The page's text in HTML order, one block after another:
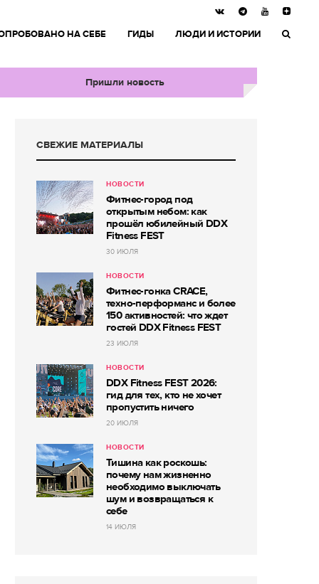
НА СЕБЕ ГИДЫ ЛЮДИ И ИСТОРИИ
Пришли новость
СВЕЖИЕ МАТЕРИАЛЫ
НОВОСТИ
Фитнес-город под
открытым небом: как
прошёл юбилейный DDX
Fitness FEST
30 ИЮЛЯ
НОВОСТИ
Фитнес-гонка CRACE,
техно-перформанс и более
150 активностей: что ждет
гостей DDX Fitness FEST
23 ИЮЛЯ
НОВОСТИ
DDX Fitness FEST 2026:
гид для тех, кто не хочет
пропустить ничего
20 ИЮЛЯ
НОВОСТИ
Тишина как роскошь:
почему нам жизненно
необходимо выключать
шум и возвращаться к
себе
14 ИЮЛЯ